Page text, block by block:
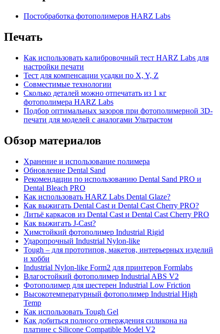
Постобработка фотополимеров HARZ Labs
Печать
Как использовать калибровочный тест HARZ Labs для
настройки печати
Тест для компенсации усадки по X, Y, Z
Совместимые технологии
Сколько деталей можно отпечатать из 1 кг
фотополимера HARZ Labs
Подбор оптимальных зазоров при фотополимерной 3D-
печати для моделей с аналогами Ультрастом
Обзор материалов
Хранение и использование полимера
Обновление Dental Sand
Рекомендации по использованию Dental Sand PRO и
Dental Bleach PRO
Как использовать HARZ Labs Dental Glaze?
Как выжигать Dental Cast и Dental Cast Cherry PRO?
Литьё каркасов из Dental Cast и Dental Cast Cherry PRO
Как выжигать J-Cast?
Химстойкий фотополимер Industrial Rigid
Ударопрочный Industrial Nylon-like
Tough – для прототипов, макетов, интерьерных изделий
и хобби
Industrial Nylon-like Form2 для принтеров Formlabs
Влагостойкий фотополимер Industrial ABS V2
Фотополимер для шестерен Industrial Low Friction
Высокотемпературный фотополимер Industrial High
Temp
Как использовать Tough Gel
Как добиться полного отверждения силикона на
платине с Silicone Compatible Model V2